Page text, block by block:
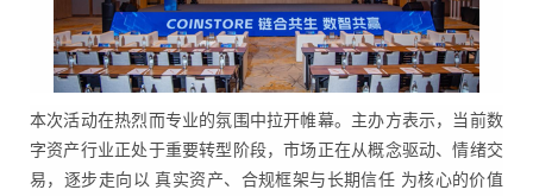
本次活动在热烈而专业的氛围中拉开帷幕。主办方表示，当前数
字资产行业正处于重要转型阶段，市场正在从概念驱动、情绪交
易，逐步走向以 真实资产、合规框架与长期信任 为核心的价值